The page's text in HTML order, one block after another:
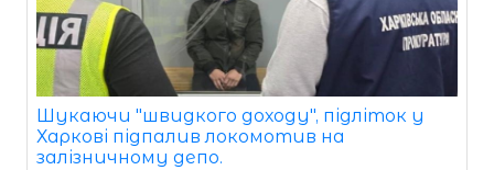
Шукаючи "швидкого доходу", підліток у
Харкові підпалив локомотив на
залізничному депо.